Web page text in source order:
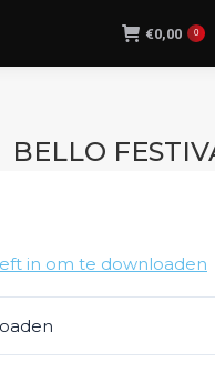
€0,00 0
BELLO
in om te downloaden